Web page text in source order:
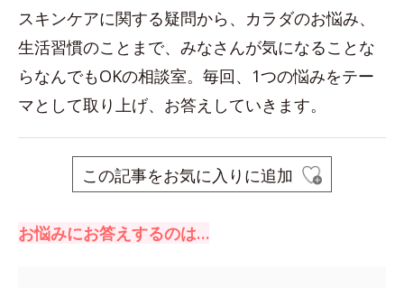
スキンケアに関する疑問から、カラダのお悩み、
生活習慣のことまで、みなさんが気になることな
らなんでもOKの相談室。毎回、1つの悩みをテー
マとして取り上げ、お答えしていきます。
この記事をお気に入りに追加
お悩みにお答えするのは…